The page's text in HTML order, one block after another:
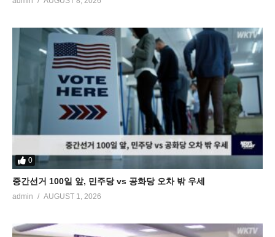
0
중간선거 100일 앞, 민주당 vs 공화당 오차 밖 우세
admin AUGUST 1, 2026